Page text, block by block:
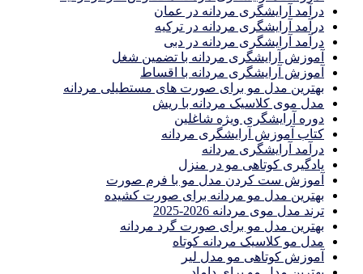
درآمد آرایشگری مردانه در عمان
درآمد آرایشگری مردانه در ترکیه
درآمد آرایشگری مردانه در دبی
آموزش آرایشگری مردانه با تضمین شغل
آموزش آرایشگری مردانه با اقساط
بهترین مدل مو برای صورت های مستطیلی مردانه
مدل موی کلاسیک مردانه با ریش
دوره آرایشگری ویژه شاغلین
کتاب آموزش آرایشگری مردانه
درآمد آرایشگری مردانه
یادگیری كوتاهى مو در منزل
آموزش ست كردن مدل مو با فرم صورت
بهترین مدل مو مردانه برای صورت کشیده
ترند مدل موی مردانه 2026-2025
بهترين مدل مو براى صورت گرد مردانه
مدل مو کلاسیک مردانه کوتاه
آموزش کوتاهی مو مدل لیر